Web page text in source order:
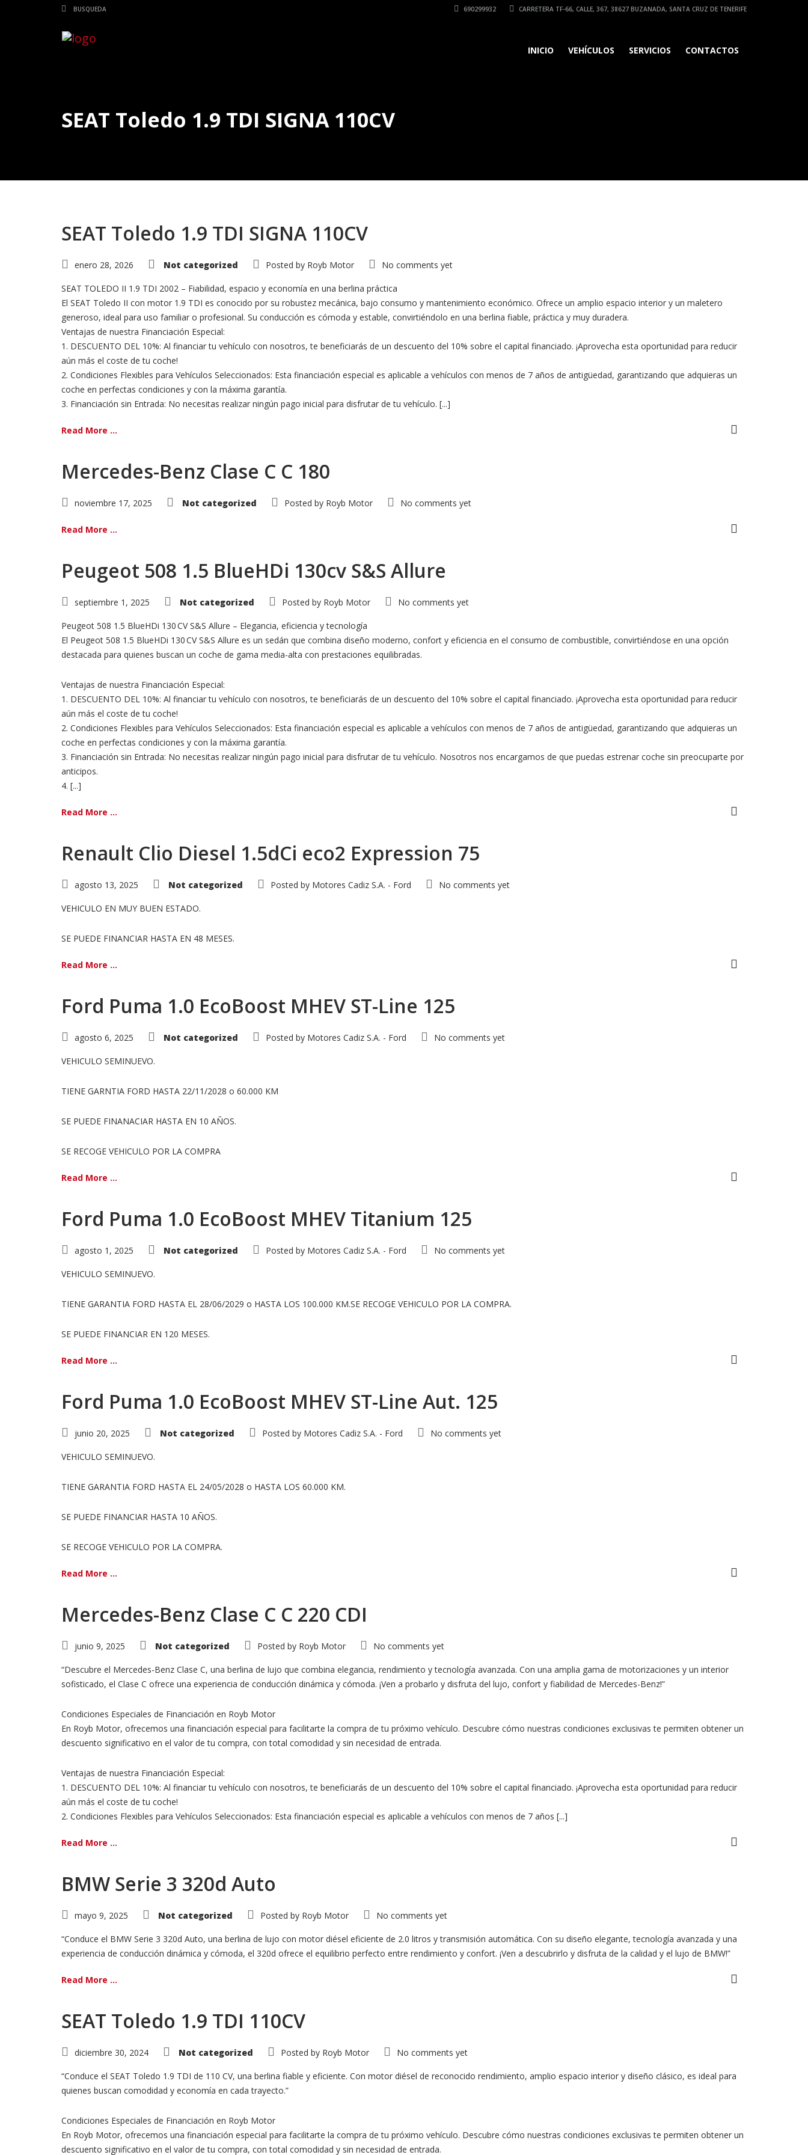
690299932 CARRETERA TF-66, CALLE, 367, 38627 BUZANADA, SANTA CRUZ DE TENERIFE
INICIO VEHÍCULOS SERVICIOS CONTACTOS
SEAT Toledo 1.9 TDI SIGNA 110CV
SEAT Toledo 1.9 TDI SIGNA 110CV
enero 28, 2026 Not categorized Posted by Royb Motor No comments yet
SEAT TOLEDO II 1.9 TDI 2002 – Fiabilidad, espacio y economía en una berlina práctica
El SEAT Toledo II con motor 1.9 TDI es conocido por su robustez mecánica, bajo consumo y mantenimiento económico. Ofrece un amplio espacio interior y un maletero
generoso, ideal para uso familiar o profesional. Su conducción es cómoda y estable, convirtiéndolo en una berlina fiable, práctica y muy duradera.
Ventajas de nuestra Financiación Especial:
1. DESCUENTO DEL 10%: Al financiar tu vehículo con nosotros, te beneficiarás de un descuento del 10% sobre el capital financiado. ¡Aprovecha esta oportunidad para reducir
aún más el coste de tu coche!
2. Condiciones Flexibles para Vehículos Seleccionados: Esta financiación especial es aplicable a vehículos con menos de 7 años de antigüedad, garantizando que adquieras un
coche en perfectas condiciones y con la máxima garantía.
3. Financiación sin Entrada: No necesitas realizar ningún pago inicial para disfrutar de tu vehículo. [...]
Read More ...
Mercedes-Benz Clase C C 180
noviembre 17, 2025 Not categorized Posted by Royb Motor No comments yet
Read More ...
Peugeot 508 1.5 BlueHDi 130cv S&S Allure
septiembre 1, 2025 Not categorized Posted by Royb Motor No comments yet
Peugeot 508 1.5 BlueHDi 130 CV S&S Allure – Elegancia, eficiencia y tecnología
El Peugeot 508 1.5 BlueHDi 130 CV S&S Allure es un sedán que combina diseño moderno, confort y eficiencia en el consumo de combustible, convirtiéndose en una opción
destacada para quienes buscan un coche de gama media-alta con prestaciones equilibradas.
Ventajas de nuestra Financiación Especial:
1. DESCUENTO DEL 10%: Al financiar tu vehículo con nosotros, te beneficiarás de un descuento del 10% sobre el capital financiado. ¡Aprovecha esta oportunidad para reducir
aún más el coste de tu coche!
2. Condiciones Flexibles para Vehículos Seleccionados: Esta financiación especial es aplicable a vehículos con menos de 7 años de antigüedad, garantizando que adquieras un
coche en perfectas condiciones y con la máxima garantía.
3. Financiación sin Entrada: No necesitas realizar ningún pago inicial para disfrutar de tu vehículo. Nosotros nos encargamos de que puedas estrenar coche sin preocuparte por
anticipos.
4. [...]
Read More ...
Renault Clio Diesel 1.5dCi eco2 Expression 75
agosto 13, 2025 Not categorized Posted by Motores Cadiz S.A. - Ford No comments yet
VEHICULO EN MUY BUEN ESTADO.
SE PUEDE FINANCIAR HASTA EN 48 MESES.
Read More ...
Ford Puma 1.0 EcoBoost MHEV ST-Line 125
agosto 6, 2025 Not categorized Posted by Motores Cadiz S.A. - Ford No comments yet
VEHICULO SEMINUEVO.
TIENE GARNTIA FORD HASTA 22/11/2028 o 60.000 KM
SE PUEDE FINANACIAR HASTA EN 10 AÑOS.
SE RECOGE VEHICULO POR LA COMPRA
Read More ...
Ford Puma 1.0 EcoBoost MHEV Titanium 125
agosto 1, 2025 Not categorized Posted by Motores Cadiz S.A. - Ford No comments yet
VEHICULO SEMINUEVO.
TIENE GARANTIA FORD HASTA EL 28/06/2029 o HASTA LOS 100.000 KM.SE RECOGE VEHICULO POR LA COMPRA.
SE PUEDE FINANCIAR EN 120 MESES.
Read More ...
Ford Puma 1.0 EcoBoost MHEV ST-Line Aut. 125
junio 20, 2025 Not categorized Posted by Motores Cadiz S.A. - Ford No comments yet
VEHICULO SEMINUEVO.
TIENE GARANTIA FORD HASTA EL 24/05/2028 o HASTA LOS 60.000 KM.
SE PUEDE FINANCIAR HASTA 10 AÑOS.
SE RECOGE VEHICULO POR LA COMPRA.
Read More ...
Mercedes-Benz Clase C C 220 CDI
junio 9, 2025 Not categorized Posted by Royb Motor No comments yet
“Descubre el Mercedes-Benz Clase C, una berlina de lujo que combina elegancia, rendimiento y tecnología avanzada. Con una amplia gama de motorizaciones y un interior
sofisticado, el Clase C ofrece una experiencia de conducción dinámica y cómoda. ¡Ven a probarlo y disfruta del lujo, confort y fiabilidad de Mercedes-Benz!”
Condiciones Especiales de Financiación en Royb Motor
En Royb Motor, ofrecemos una financiación especial para facilitarte la compra de tu próximo vehículo. Descubre cómo nuestras condiciones exclusivas te permiten obtener un
descuento significativo en el valor de tu compra, con total comodidad y sin necesidad de entrada.
Ventajas de nuestra Financiación Especial:
1. DESCUENTO DEL 10%: Al financiar tu vehículo con nosotros, te beneficiarás de un descuento del 10% sobre el capital financiado. ¡Aprovecha esta oportunidad para reducir
aún más el coste de tu coche!
2. Condiciones Flexibles para Vehículos Seleccionados: Esta financiación especial es aplicable a vehículos con menos de 7 años [...]
Read More ...
BMW Serie 3 320d Auto
mayo 9, 2025 Not categorized Posted by Royb Motor No comments yet
“Conduce el BMW Serie 3 320d Auto, una berlina de lujo con motor diésel eficiente de 2.0 litros y transmisión automática. Con su diseño elegante, tecnología avanzada y una
experiencia de conducción dinámica y cómoda, el 320d ofrece el equilibrio perfecto entre rendimiento y confort. ¡Ven a descubrirlo y disfruta de la calidad y el lujo de BMW!”
Read More ...
SEAT Toledo 1.9 TDI 110CV
diciembre 30, 2024 Not categorized Posted by Royb Motor No comments yet
“Conduce el SEAT Toledo 1.9 TDI de 110 CV, una berlina fiable y eficiente. Con motor diésel de reconocido rendimiento, amplio espacio interior y diseño clásico, es ideal para
quienes buscan comodidad y economía en cada trayecto.”
Condiciones Especiales de Financiación en Royb Motor
En Royb Motor, ofrecemos una financiación especial para facilitarte la compra de tu próximo vehículo. Descubre cómo nuestras condiciones exclusivas te permiten obtener un
descuento significativo en el valor de tu compra, con total comodidad y sin necesidad de entrada.